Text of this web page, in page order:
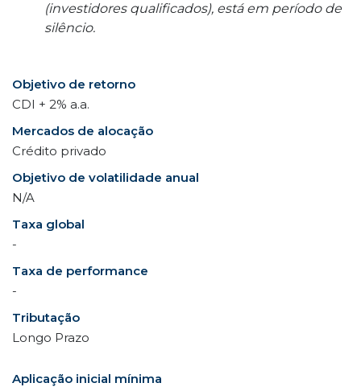
(investidores qualificados), está em período de
silêncio.
Objetivo de retorno
CDI + 2% a.a.
Mercados de alocação
Crédito privado
Objetivo de volatilidade anual
N/A
Taxa global
-
Taxa de performance
-
Tributação
Longo Prazo
Aplicação inicial mínima